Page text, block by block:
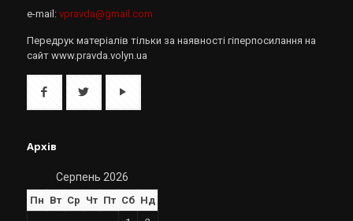
e-mail: vpravda@gmail.com
Передрук матеріалів тільки за наявності гіперпосилання на
сайт www.pravda.volyn.ua
Архів
Серпень 2026
Пн Вт Ср Чт Пт Сб Нд